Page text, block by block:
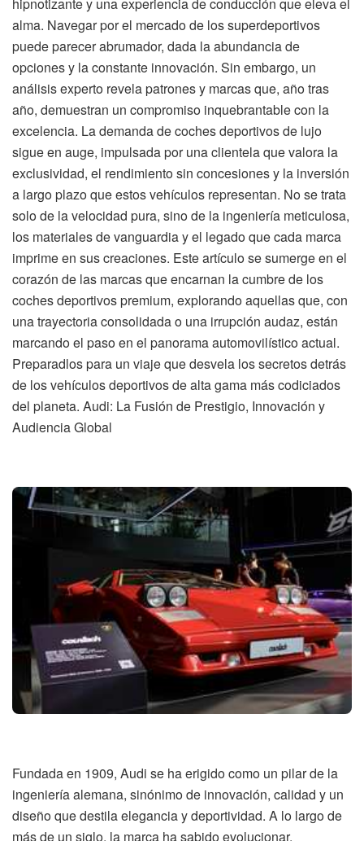
alma. Navegar por el mercado de los superdeportivos
puede parecer abrumador, dada la abundancia de
opciones y la constante innovación. Sin embargo, un
análisis experto revela patrones y marcas que, año tras
año, demuestran un compromiso inquebrantable con la
excelencia. La demanda de coches deportivos de lujo
sigue en auge, impulsada por una clientela que valora la
exclusividad, el rendimiento sin concesiones y la inversión
a largo plazo que estos vehículos representan. No se trata
solo de la velocidad pura, sino de la ingeniería meticulosa,
los materiales de vanguardia y el legado que cada marca
imprime en sus creaciones. Este artículo se sumerge en el
corazón de las marcas que encarnan la cumbre de los
coches deportivos premium, explorando aquellas que, con
una trayectoria consolidada o una irrupción audaz, están
marcando el paso en el panorama automovilístico actual.
Preparadlos para un viaje que desvela los secretos detrás
de los vehículos deportivos de alta gama más codiciados
del planeta. Audi: La Fusión de Prestigio, Innovación y
Audiencia Global
Fundada en 1909, Audi se ha erigido como un pilar de la
ingeniería alemana, sinónimo de innovación, calidad y un
diseño que destila elegancia y deportividad. A lo largo de
más de un siglo, la marca ha sabido evolucionar,